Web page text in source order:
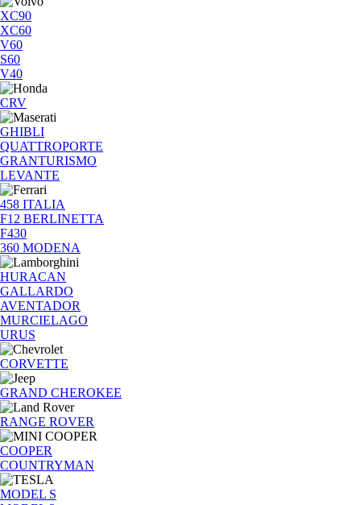
XC90
XC60
V60
S60
V40
CRV
GHIBLI
QUATTROPORTE
GRANTURISMO
LEVANTE
458 ITALIA
F12 BERLINETTA
F430
360 MODENA
HURACAN
GALLARDO
AVENTADOR
MURCIELAGO
URUS
CORVETTE
GRAND CHEROKEE
RANGE ROVER
COOPER
COUNTRYMAN
MODEL S